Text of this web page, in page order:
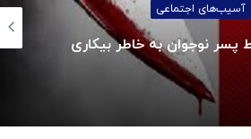
آسیب‌های اجتماعی
پسر نوجوان به خاطر بیکاری